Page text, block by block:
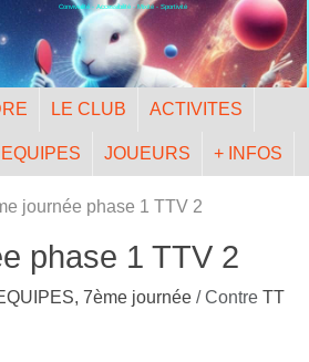
Convivialité - Accessibilité - Mixité - Sportivité
LE CLUB ACTIVITES
EQUIPES JOUEURS + INFOS
journée phase 1 TTV 2
phase 1 TTV 2
7ème journée / Contre TT
cookies